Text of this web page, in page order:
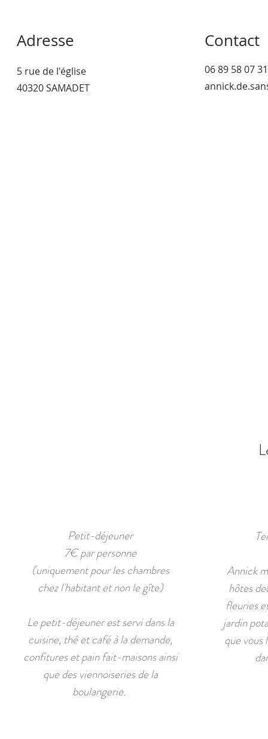
Adresse
5 rue de l'église
40320 SAMADET
Contact
06 89 58 07 31
Petit-déjeuner
7€ par personne
(uniquement pour les chambres
chez l'habitant et non le gîte)
Le petit-déjeuner est servi dans la
cuisine, thé et café à la demande,
confitures et pain fait-maisons ainsi
que des viennoiseries de la
boulangerie.
Annick
hôtes
fleuries
jardin
que vous